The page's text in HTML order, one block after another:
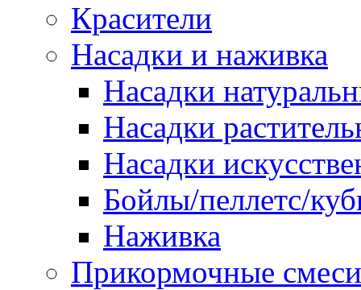
Красители
Насадки и наживка
Насадки
Насадки
Насадки
Бойлы/пеллетс/
Наживка
Прикормочные смеси